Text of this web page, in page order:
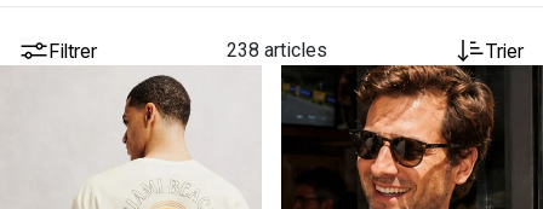
Filtrer 238 articles Trier